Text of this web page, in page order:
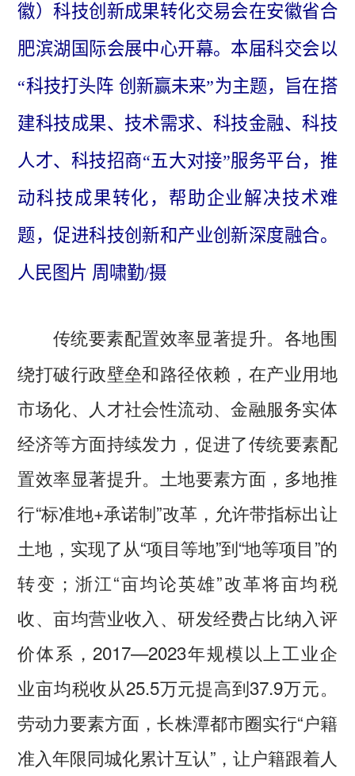
徽）科技创新成果转化交易会在安徽省合
肥滨湖国际会展中心开幕。本届科交会以
“科技打头阵 创新赢未来”为主题，旨在搭
建科技成果、技术需求、科技金融、科技
人才、科技招商“五大对接”服务平台，推
动科技成果转化，帮助企业解决技术难
题，促进科技创新和产业创新深度融合。
人民图片 周啸勤/摄
传统要素配置效率显著提升。 各地围
绕打破行政壁垒和路径依赖，在产业用地
市场化、人才社会性流动、金融服务实体
经济等方面持续发力，促进了传统要素配
置效率显著提升。土地要素方面，多地推
行“标准地+承诺制”改革，允许带指标出让
土地，实现了从“项目等地”到“地等项目”的
转变；浙江“亩均论英雄”改革将亩均税
收、亩均营业收入、研发经费占比纳入评
价体系，2017—2023年规模以上工业企
业亩均税收从25.5万元提高到37.9万元。
劳动力要素方面，长株潭都市圈实行“户籍
准入年限同城化累计互认”，让户籍跟着人